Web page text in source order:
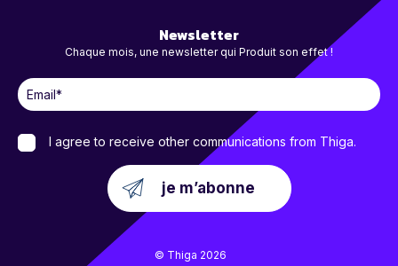
Newsletter
Chaque mois, une newsletter qui Produit son effet !
I agree to receive other communications from Thiga.
© Thiga 2026